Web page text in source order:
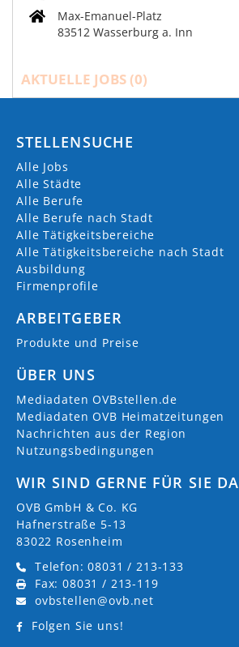
Max-Emanuel-Platz
83512 Wasserburg a. Inn
AKTUELLE JOBS (0)
STELLENSUCHE
Alle Jobs
Alle Städte
Alle Berufe
Alle Berufe nach Stadt
Alle Tätigkeitsbereiche
Alle Tätigkeitsbereiche nach Stadt
Ausbildung
Firmenprofile
ARBEITGEBER
Produkte und Preise
ÜBER UNS
Mediadaten OVBstellen.de
Mediadaten OVB Heimatzeitungen
Nachrichten aus der Region
Nutzungsbedingungen
WIR SIND GERNE FÜR SIE DA
OVB GmbH & Co. KG
Hafnerstraße 5-13
83022 Rosenheim
Telefon: 08031 / 213-133
Fax: 08031 / 213-119
ovbstellen@ovb.net
Folgen Sie uns!